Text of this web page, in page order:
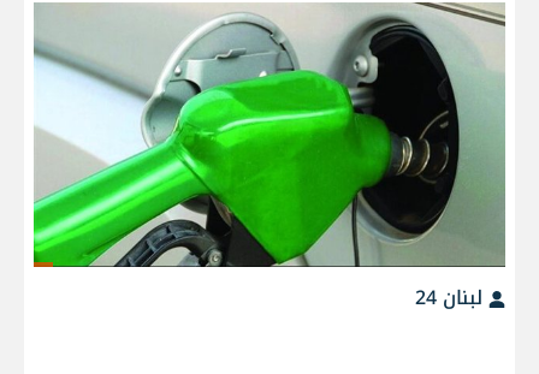
لبنان 24